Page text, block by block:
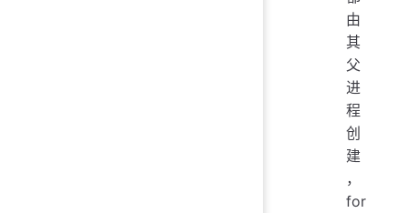
由
其
父
进
程
创
建
，
for